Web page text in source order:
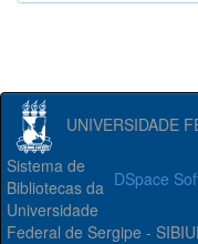
UNIVERSIDADE
DSpace
Sistema de
Bibliotecas da
Universidade
Federal de Sergipe -